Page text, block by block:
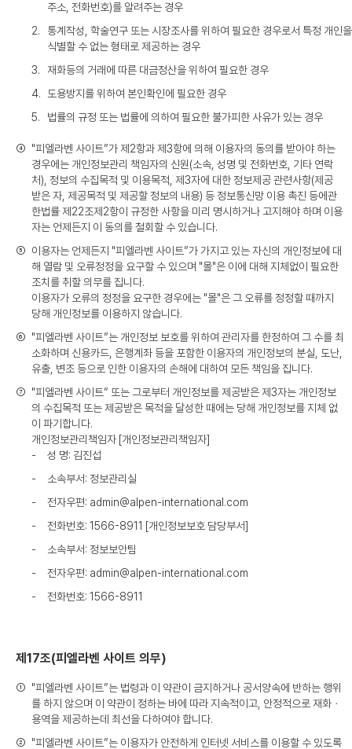
주소, 전화번호)를 알려주는 경우
2.
통계작성, 학술연구 또는 시장조사를 위하여 필요한 경우로서 특정 개인을
식별할 수 없는 형태로 제공하는 경우
3.
재화등의 거래에 따른 대금정산을 위하여 필요한 경우
4.
도용방지를 위하여 본인확인에 필요한 경우
5.
법률의 규정 또는 법률에 의하여 필요한 불가피한 사유가 있는 경우
④ "피엘라벤 사이트”가 제2항과 제3항에 의해 이용자의 동의를 받아야 하는
경우에는 개인정보관리 책임자의 신원(소속, 성명 및 전화번호, 기타 연락
처), 정보의 수집목적 및 이용목적, 제3자에 대한 정보제공 관련사항(제공
받은 자, 제공목적 및 제공할 정보의 내용) 등 정보통신망 이용 촉진 등에관
한법률 제22조제2항이 규정한 사항을 미리 명시하거나 고지해야 하며 이용
자는 언제든지 이 동의를 철회할 수 있습니다.
⑤ 이용자는 언제든지 "피엘라벤 사이트”가 가지고 있는 자신의 개인정보에 대
해 열람 및 오류정정을 요구할 수 있으며 "몰"은 이에 대해 지체없이 필요한
조치를 취할 의무를 집니다.
이용자가 오류의 정정을 요구한 경우에는 "몰"은 그 오류를 정정할 때까지
당해 개인정보를 이용하지 않습니다.
⑥ "피엘라벤 사이트”는 개인정보 보호를 위하여 관리자를 한정하여 그 수를 최
소화하며 신용카드, 은행계좌 등을 포함한 이용자의 개인정보의 분실, 도난,
유출, 변조 등으로 인한 이용자의 손해에 대하여 모든 책임을 집니다.
⑦ "피엘라벤 사이트” 또는 그로부터 개인정보를 제공받은 제3자는 개인정보
의 수집목적 또는 제공받은 목적을 달성한 때에는 당해 개인정보를 지체 없
이 파기합니다.
개인정보관리책임자 [개인정보관리책임자]
-
성 명: 김진섭
-
소속부서: 정보관리실
-
전자우편: admin@alpen-international.com
-
전화번호: 1566-8911 [개인정보보호 담당부서]
-
소속부서: 정보보안팀
-
전자우편: admin@alpen-international.com
-
전화번호: 1566-8911
제17조(피엘라벤 사이트 의무)
① "피엘라벤 사이트”는 법령과 이 약관이 금지하거나 공서양속에 반하는 행위
를 하지 않으며 이 약관이 정하는 바에 따라 지속적이고, 안정적으로 재화ㆍ
용역을 제공하는데 최선을 다하여야 합니다.
② "피엘라벤 사이트”는 이용자가 안전하게 인터넷 서비스를 이용할 수 있도록